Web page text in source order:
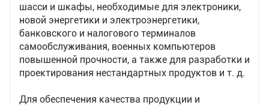
шасси и шкафы, необходимые для электроники,
новой энергетики и электроэнергетики,
банковского и налогового терминалов
самообслуживания, военных компьютеров
повышенной прочности, а также для разработки и
проектирования нестандартных продуктов и т. д.
Для обеспечения качества продукции и